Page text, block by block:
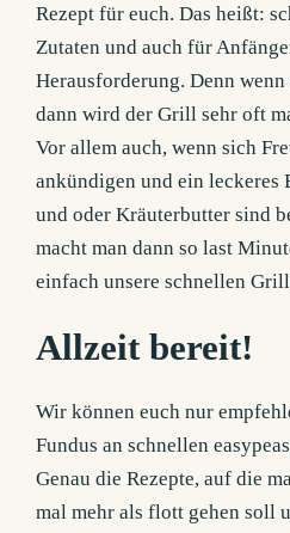
Rezept für euch. Das heißt:
Zutaten und auch für
Herausforderung. Denn
dann wird der Grill sehr oft
Vor allem auch, wenn sich
ankündigen und ein leckeres
und oder Kräuterbutter sind
macht man dann so last
einfach unsere schnellen
Allzeit bereit!
Wir können euch nur
Fundus an schnellen
Genau die Rezepte, auf die
mal mehr als flott gehen soll